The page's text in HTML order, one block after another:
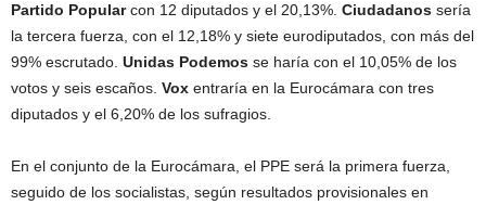
Partido Popularcon 12 diputados y el 20,13%. Ciudadanos sería
la tercera fuerza, con el 12,18% y siete eurodiputados, con más del
99% escrutado. Unidas Podemos se haría con el 10,05% de los
votos y seis escaños. Vox entraría en la Eurocámara con tres
diputados y el 6,20% de los sufragios.
En el conjunto de la Eurocámara, el PPE será la primera fuerza,
seguido de los socialistas, según resultados provisionales en